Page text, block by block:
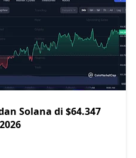
Solana di $64.347